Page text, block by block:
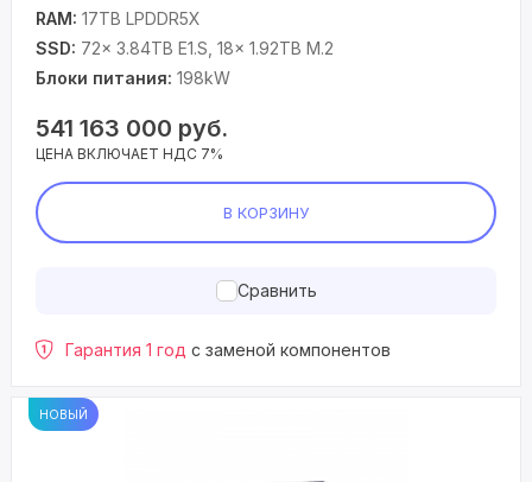
RAM: 17TB LPDDR5X
SSD: 72x 3.84TB E1.S, 18x 1.92TB M.2
Блоки питания: 198kW
541 163 000 руб.
ЦЕНА ВКЛЮЧАЕТ НДС 7%
В КОРЗИНУ
Сравнить
Гарантия 1 год с заменой компонентов
НОВЫЙ